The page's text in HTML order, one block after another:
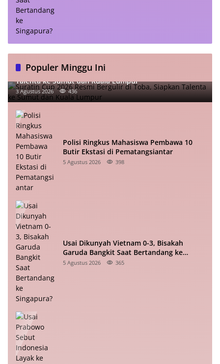
Populer Minggu Ini
Suratin Cup 2026 Resmi Bergulir di Toba, Siapkan
Talenta ke Sumut dan Kuala Lumpur
3 Agustus 2026 436
Polisi Ringkus Mahasiswa Pembawa 10
Butir Ekstasi di Pematangsiantar
5 Agustus 2026 398
Usai Dikunyah Vietnam 0-3, Bisakah
Garuda Bangkit Saat Bertandang ke
Singapura?
5 Agustus 2026 365